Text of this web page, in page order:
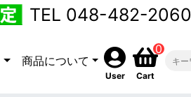
TEL 048-482-2060
商品について
User
0
Cart